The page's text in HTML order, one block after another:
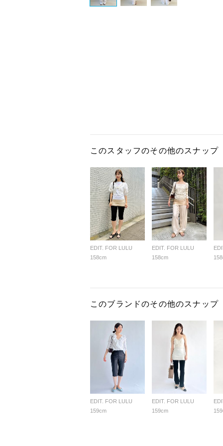
このスタッフのその他のスナップ
EDIT. FOR LULU
158cm
EDIT. FOR LULU
158cm
このブランドのその他のスナップ
EDIT. FOR LULU
159cm
EDIT. FOR LULU
159cm